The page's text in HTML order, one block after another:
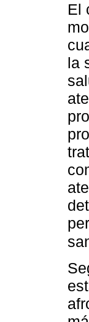
El
la